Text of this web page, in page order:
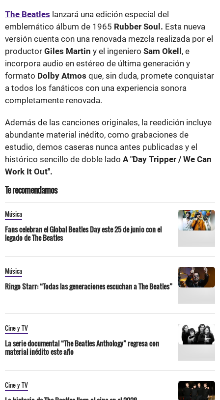
The Beatles lanzará una edición especial del
emblemático álbum de 1965 Rubber Soul. Esta nueva
versión cuenta con una renovada mezcla realizada por el
productor Giles Martin y el ingeniero Sam Okell , e
incorpora audio en estéreo de última generación y
formato Dolby Atmos que, sin duda, promete conquistar
a todos los fanáticos con una experiencia sonora
completamente renovada.
Además de las canciones originales, la reedición incluye
abundante material inédito, como grabaciones de
estudio, demos caseras nunca antes publicadas y el
histórico sencillo de doble lado A "Day Tripper / We Can
Work It Out".
Te recomendamos
Música
Fans celebran el Global Beatles Day este 25 de junio con el
legado de The Beatles
Música
Ringo Starr: “Todas las generaciones escuchan a The Beatles”
Cine y TV
La serie documental “The Beatles Anthology” regresa con
material inédito este año
Cine y TV